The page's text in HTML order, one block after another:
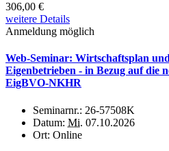
306,00 €
weitere Details
Anmeldung möglich
Web-Seminar: Wirtschaftsplan
Eigenbetrieben - in Bezug auf die
EigBVO-NKHR
Seminarnr.: 26-57508K
Datum: Mi. 07.10.2026
Ort: Online